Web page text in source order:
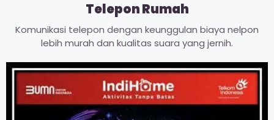
Telepon Rumah
Komunikasi telepon dengan keunggulan biaya nelpon
lebih murah dan kualitas suara yang jernih.